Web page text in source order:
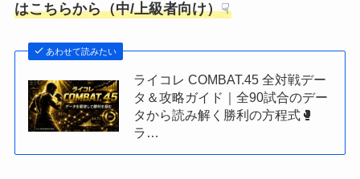
はこちらから（中/上級者向け）☟
あわせて読みたい
ライコレ COMBAT.45 全対戦デー
タ＆攻略ガイド｜全90試合のデー
タから読み解く勝利の方程式🥊
ラ…